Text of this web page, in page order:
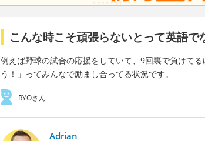
こんな時こそ頑張らないとって英語で
例えば野球の試合の応援をしていて、9回裏で負けて
う！」ってみんなで励まし合ってる状況です。
RYOさん
Adrian